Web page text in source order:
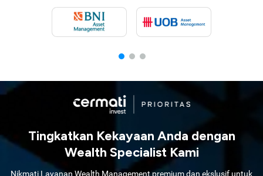
Tingkatkan Kekayaan Anda dengan
Wealth Specialist Kami
Nikmati Layanan Wealth Management premium dan ekslusif untuk